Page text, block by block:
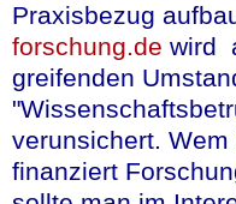
Praxisbezug
forschung.de wird
greifenden
verunsichert.
finanziert